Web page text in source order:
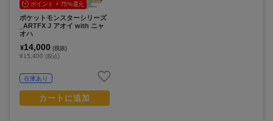
ポイント + 75%還元
ポケットモンスターシリーズ
_ARTFX J アオイ with ニャ
オハ
¥14,000 (税抜)
¥15,400 (税込)
在庫あり
カートに追加